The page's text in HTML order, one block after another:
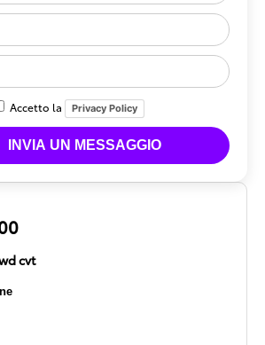
Accetto la Privacy Policy
cvt